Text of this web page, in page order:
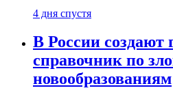
4 дня спустя
В России создают
справочник по
новообразованиям